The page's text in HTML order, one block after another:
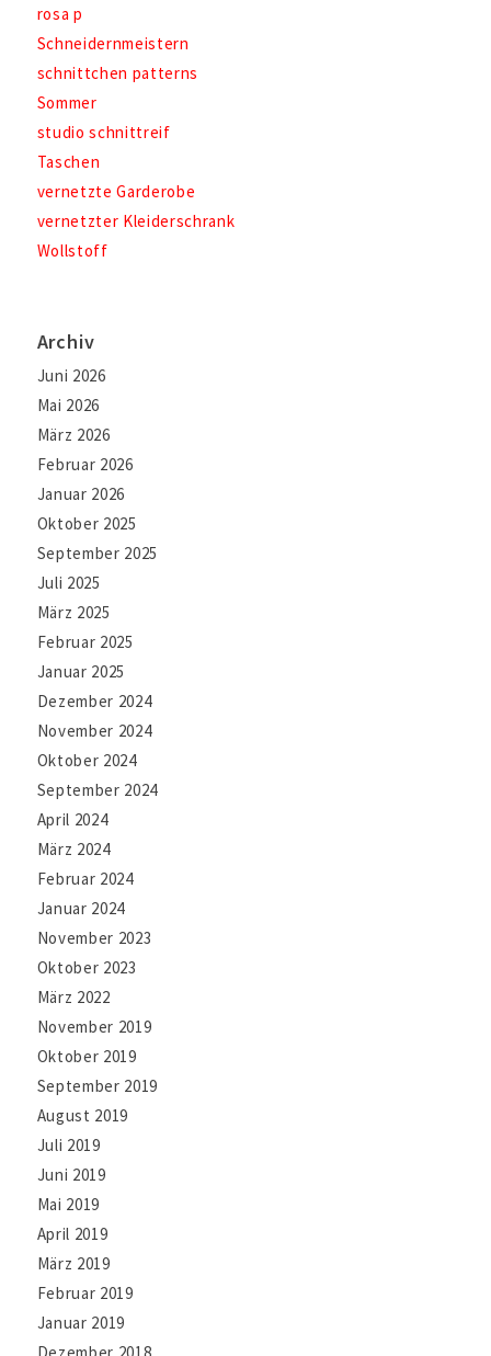
rosa p
Schneidernmeistern
schnittchen patterns
Sommer
studio schnittreif
Taschen
vernetzte Garderobe
vernetzter Kleiderschrank
Wollstoff
Archiv
Juni 2026
Mai 2026
März 2026
Februar 2026
Januar 2026
Oktober 2025
September 2025
Juli 2025
März 2025
Februar 2025
Januar 2025
Dezember 2024
November 2024
Oktober 2024
September 2024
April 2024
März 2024
Februar 2024
Januar 2024
November 2023
Oktober 2023
März 2022
November 2019
Oktober 2019
September 2019
August 2019
Juli 2019
Juni 2019
Mai 2019
April 2019
März 2019
Februar 2019
Januar 2019